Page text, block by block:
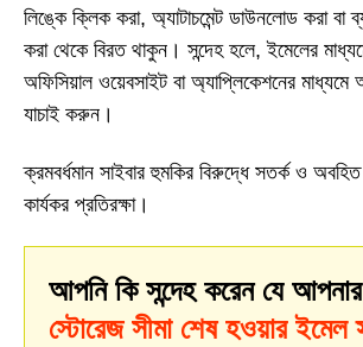
লিঙ্কে ক্লিক করা, অ্যাটাচমেন্ট ডাউনলোড করা
করা থেকে বিরত থাকুন। সন্দেহ হলে, ইমেলের
অফিসিয়াল ওয়েবসাইট বা অ্যাপ্লিকেশনের মাধ্যমে
যাচাই করুন।
ক্রমবর্ধমান সাইবার হুমকির বিরুদ্ধে সতর্ক ও
কার্যকর প্রতিরক্ষা।
আপনি কি সন্দেহ করেন যে
স্টোরেজ সীমা শেষ হওয়ার ইমেল